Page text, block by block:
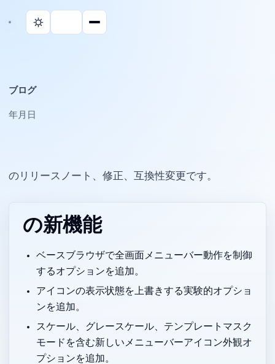
ブログ
2025年12月11日
Parall のリリースノート、修正、互換性変更です。
1.2.0 の新機能
Chrome ベースブラウザで全画面メニューバー動作を制御
するオプションを追加。
Dock アイコンの表示状態を上書きする実験的オプショ
ンを追加。
スケール、グレースケール、テンプレートマスク
モードを含む新しいメニューバーアイコン外観オ
プションを追加。